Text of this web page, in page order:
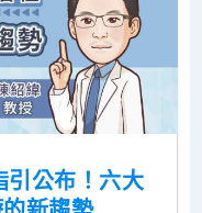
引公布！六大